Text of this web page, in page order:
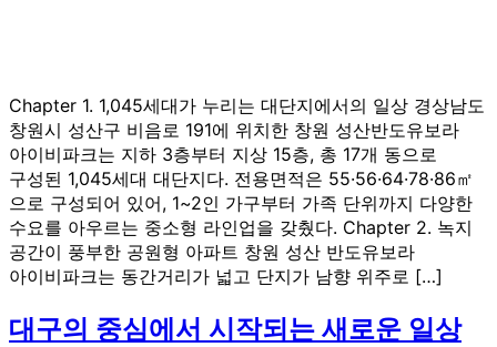
Chapter 1. 1,045세대가 누리는 대단지에서의 일상 경상남도
창원시 성산구 비음로 191에 위치한 창원 성산반도유보라
아이비파크는 지하 3층부터 지상 15층, 총 17개 동으로
구성된 1,045세대 대단지다. 전용면적은 55·56·64·78·86㎡
으로 구성되어 있어, 1~2인 가구부터 가족 단위까지 다양한
수요를 아우르는 중소형 라인업을 갖췄다. Chapter 2. 녹지
공간이 풍부한 공원형 아파트 창원 성산 반도유보라
아이비파크는 동간거리가 넓고 단지가 남향 위주로 […]
대구의 중심에서 시작되는 새로운 일상